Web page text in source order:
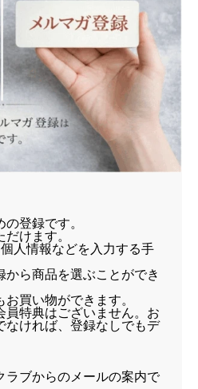
登録です。
けます。
人情報などを入力する手
ら商品を選ぶことができ
買い物ができます。
員特典はございません。お
なければ、登録なしでもデ
ラブからのメールの案内で